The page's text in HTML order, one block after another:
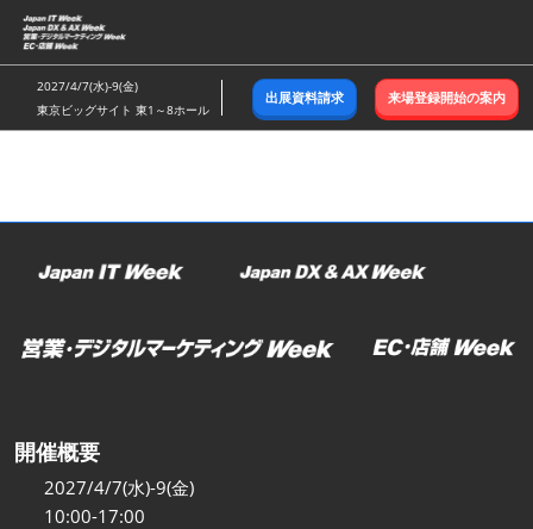
ス
キ
ッ
し
む
2027/4/7(水)-9(金)
東京ビッグサイト 東1～8ホール
出展資料請求 来場登録開始の案内
開催概要
2027/4/7(水)-9(金)
10:00-17:00